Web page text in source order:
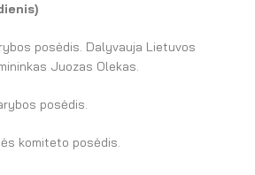
posėdis. Dalyvauja Lietuvos
Juozas Olekas.
posėdis.
komiteto posėdis.